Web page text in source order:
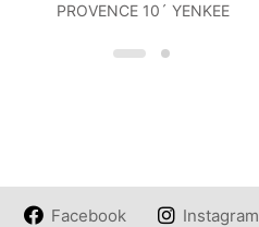
PROVENCE 10´ YENKEE
Facebook Instagram